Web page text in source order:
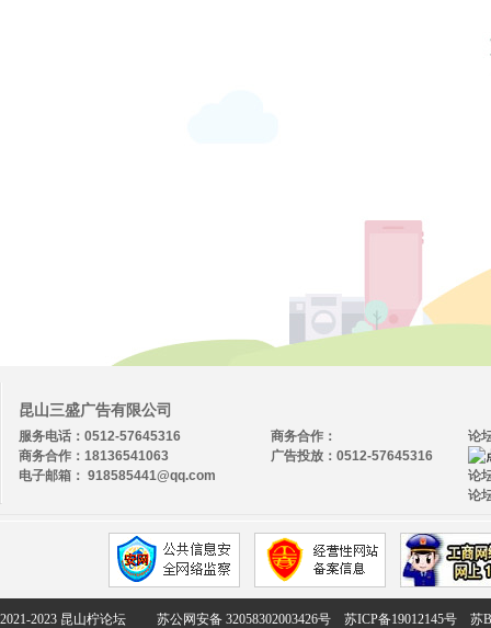
昆山三盛广告有限公司
服务电话：0512-57645316
商务合作：18136541063
电子邮箱： 918585441@qq.com
论
论
论
商务合作：
广告投放：0512-57645316
2021-2023 昆山柠论坛 苏公网安备 32058302003426号 苏ICP备19012145号 苏